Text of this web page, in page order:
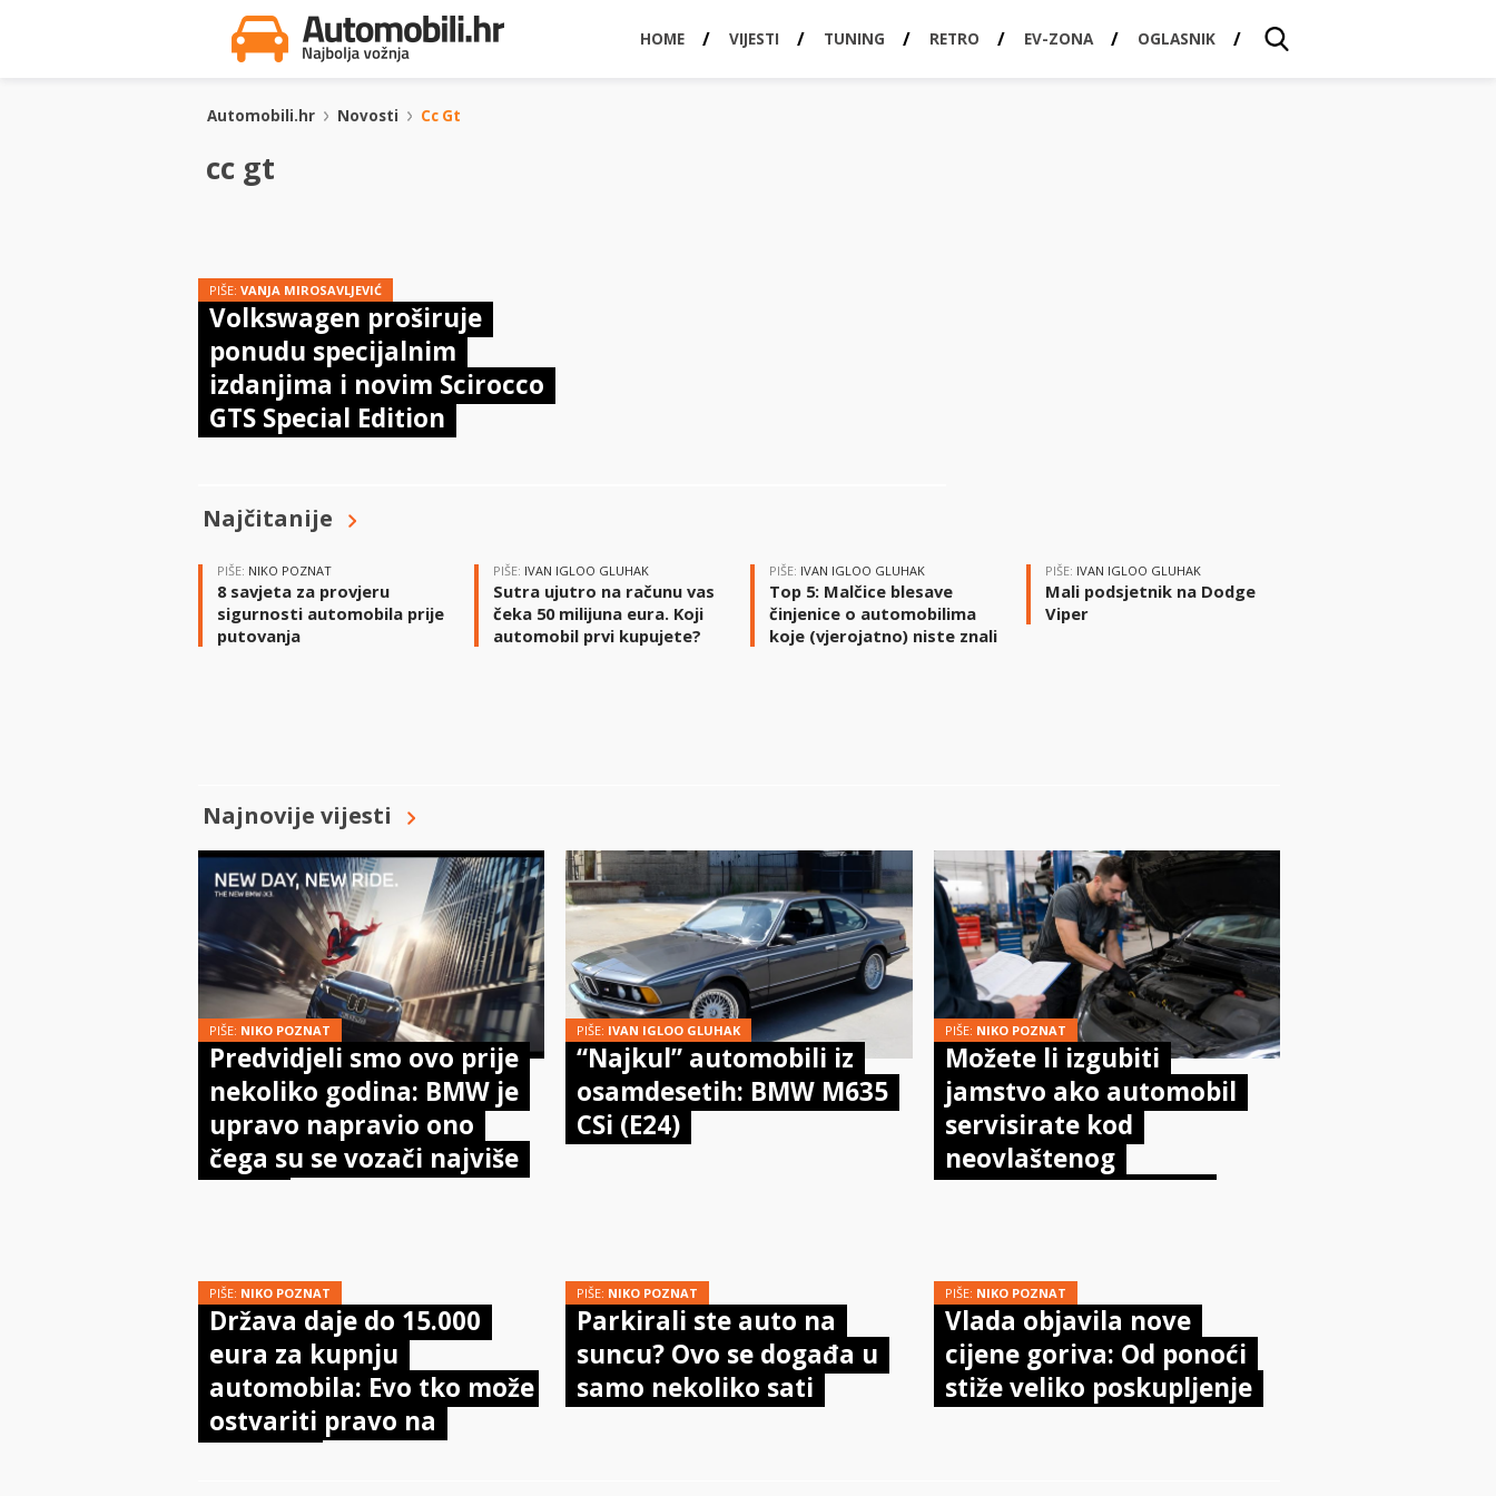
HOME VIJESTI TUNING RETRO EV-ZONA OGLASNIK
Automobili.hr Novosti Cc Gt
cc gt
PIŠE: VANJA MIROSAVLJEVIĆ
Volkswagen proširuje
ponudu specijalnim
izdanjima i novim Scirocco
GTS Special Edition
Najčitanije
PIŠE: NIKO POZNAT
8 savjeta za provjeru
sigurnosti automobila prije
putovanja
PIŠE: IVAN IGLOO GLUHAK
Sutra ujutro na računu vas
čeka 50 milijuna eura. Koji
automobil prvi kupujete?
PIŠE: IVAN IGLOO GLUHAK
Top 5: Malčice blesave
činjenice o automobilima
koje (vjerojatno) niste znali
PIŠE: IVAN IGLOO GLUHAK
Mali podsjetnik na Dodge
Viper
Najnovije vijesti
PIŠE: NIKO POZNAT
Predvidjeli smo ovo prije
nekoliko godina: BMW je
upravo napravio ono
čega su se vozači najviše
PIŠE: IVAN IGLOO GLUHAK
“Najkul” automobili iz
osamdesetih: BMW M635
CSi (E24)
PIŠE: NIKO POZNAT
Možete li izgubiti
jamstvo ako automobil
servisirate kod
neovlaštenog
PIŠE: NIKO POZNAT
Država daje do 15.000
eura za kupnju
automobila: Evo tko može
ostvariti pravo na
potporu
PIŠE: NIKO POZNAT
Parkirali ste auto na
suncu? Ovo se događa u
samo nekoliko sati
PIŠE: NIKO POZNAT
Vlada objavila nove
cijene goriva: Od ponoći
stiže veliko poskupljenje